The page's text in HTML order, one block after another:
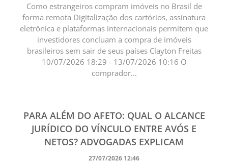
Como estrangeiros compram imóveis no Brasil de
forma remota Digitalização dos cartórios, assinatura
eletrônica e plataformas internacionais permitem que
investidores concluam a compra de imóveis
brasileiros sem sair de seus países Clayton Freitas
10/07/2026 18:29 - 13/07/2026 10:16 O
comprador...
PARA ALÉM DO AFETO: QUAL O ALCANCE
JURÍDICO DO VÍNCULO ENTRE AVÓS E
NETOS? ADVOGADAS EXPLICAM
27/07/2026 12:46